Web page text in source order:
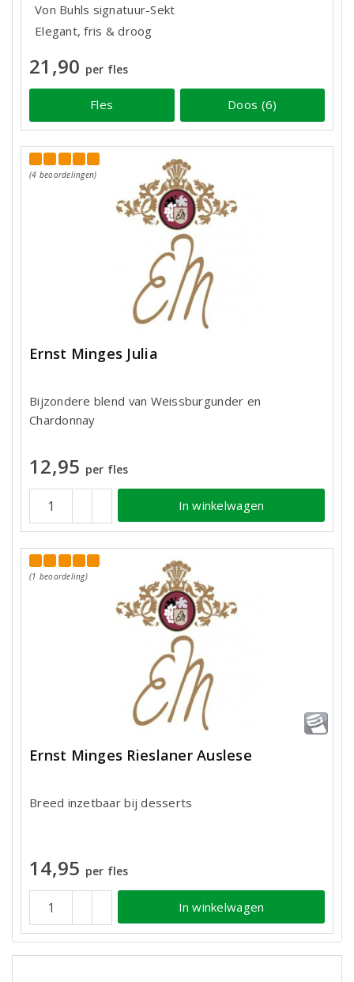
Von Buhls signatuur-Sekt
Elegant, fris & droog
21,90 per fles
Fles Doos (6)
(4 beoordelingen)
Ernst Minges Julia
Bijzondere blend van Weissburgunder en
Chardonnay
12,95 per fles
In winkelwagen
(1 beoordeling)
Ernst Minges Rieslaner Auslese
Breed inzetbaar bij desserts
14,95 per fles
In winkelwagen